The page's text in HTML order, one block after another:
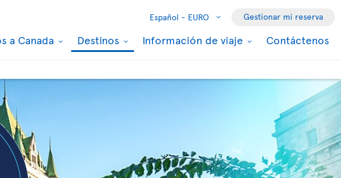
Español - EURO Gestionar mi reserva
a Canada Destinos Información de viaje Contáctenos